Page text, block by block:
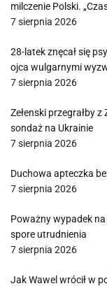
milczenie Polski.
7 sierpnia 2026
28-latek znęcał się
ojca wulgarnymi
7 sierpnia 2026
Zełenski przegrałby
sondaż na Ukrainie
7 sierpnia 2026
Duchowa apteczka
7 sierpnia 2026
Poważny wypadek
spore utrudnienia
7 sierpnia 2026
Jak Wawel wrócił w